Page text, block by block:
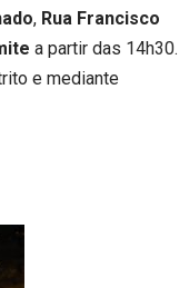
, Rua Francisco
a partir das 14h30.
e mediante